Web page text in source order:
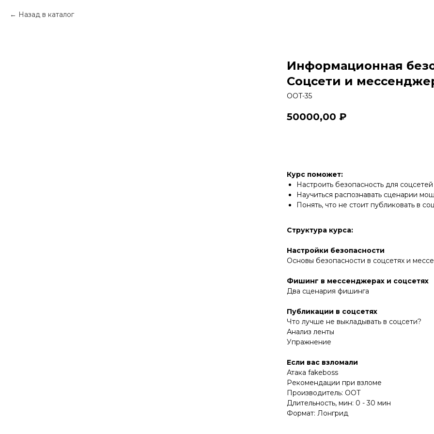
Назад в каталог
Информационная
Соцсети и
OOT-35
50000,00 ₽
Курс поможет:
Настроить безопасность для
Научиться распознавать сценарии
Понять, что не стоит публиковать в
Структура курса:
Настройки безопасности
Основы безопасности в соцсетях и
Фишинг в мессенджерах и соцсетях
Два сценария фишинга
Публикации в соцсетях
Что лучше не выкладывать в соцсети?
Анализ ленты
Упражнение
Если вас взломали
Атака fakeboss
Рекомендации при взломе
Производитель: OOT
Длительность, мин: 0 - 30 мин
Формат: Лонгрид